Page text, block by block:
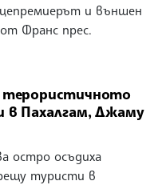
и външен
Франс прес.
в Пахалгам, Джаму
остро осъдиха
туристи в